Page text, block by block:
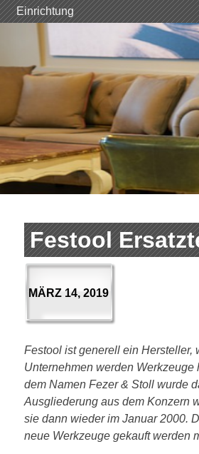
Skip
to
Einrichtung
Festool
MÄRZ 14, 2019
Festool ist generell ein Hersteller,
Unternehmen werden
dem Namen Fezer & Stoll wurde
Ausgliederung aus dem Konzern
sie dann wieder im Januar 2000.
neue Werkzeuge gekauft werden